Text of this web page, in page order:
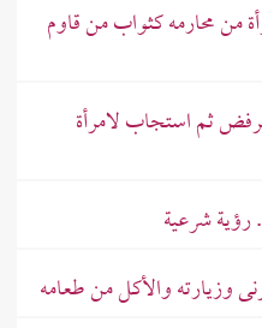
من محارمه كثواب من قاوم
ثم استجاب لامرأة
رؤية شرعية
وزيارته والأكل من طعامه